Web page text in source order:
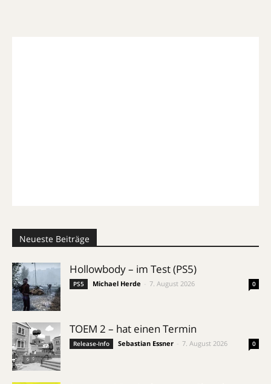
Neueste Beiträge
Hollowbody – im Test (PS5)
PS5 Michael Herde 7. August 2026 0
TOEM 2 – hat einen Termin
Release-Info Sebastian Essner 7. August 2026 0